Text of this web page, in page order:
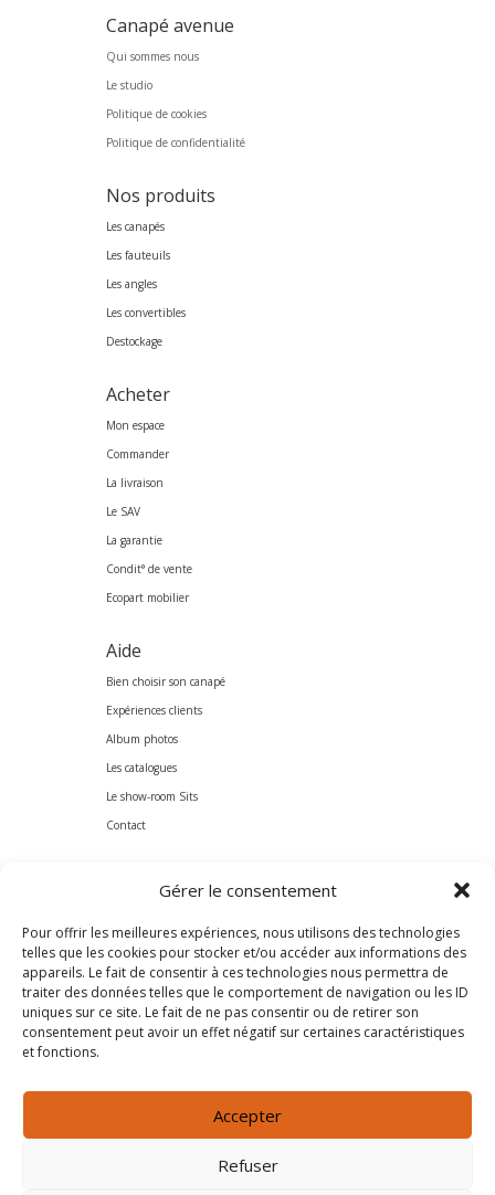
Gérer le consentement
Pour offrir les meilleures expériences, nous utilisons des technologies
telles que les cookies pour stocker et/ou accéder aux informations des
appareils. Le fait de consentir à ces technologies nous permettra de
traiter des données telles que le comportement de navigation ou les ID
uniques sur ce site. Le fait de ne pas consentir ou de retirer son
consentement peut avoir un effet négatif sur certaines caractéristiques
et fonctions.
Accepter
Refuser
Canapé avenue
Qui sommes nous
Le studio
Politique de cookies
Politique de confidentialité
Nos produits
Les canapés
Les fauteuils
Les angles
Les convertibles
Destockage
Acheter
Mon espace
Commander
La livraison
Le SAV
La garantie
Condit° de vente
Ecopart mobilier
Aide
Bien choisir son canapé
Expériences clients
Album photos
Les catalogues
Le show-room Sits
Contact
Professionnels
Nous suivre